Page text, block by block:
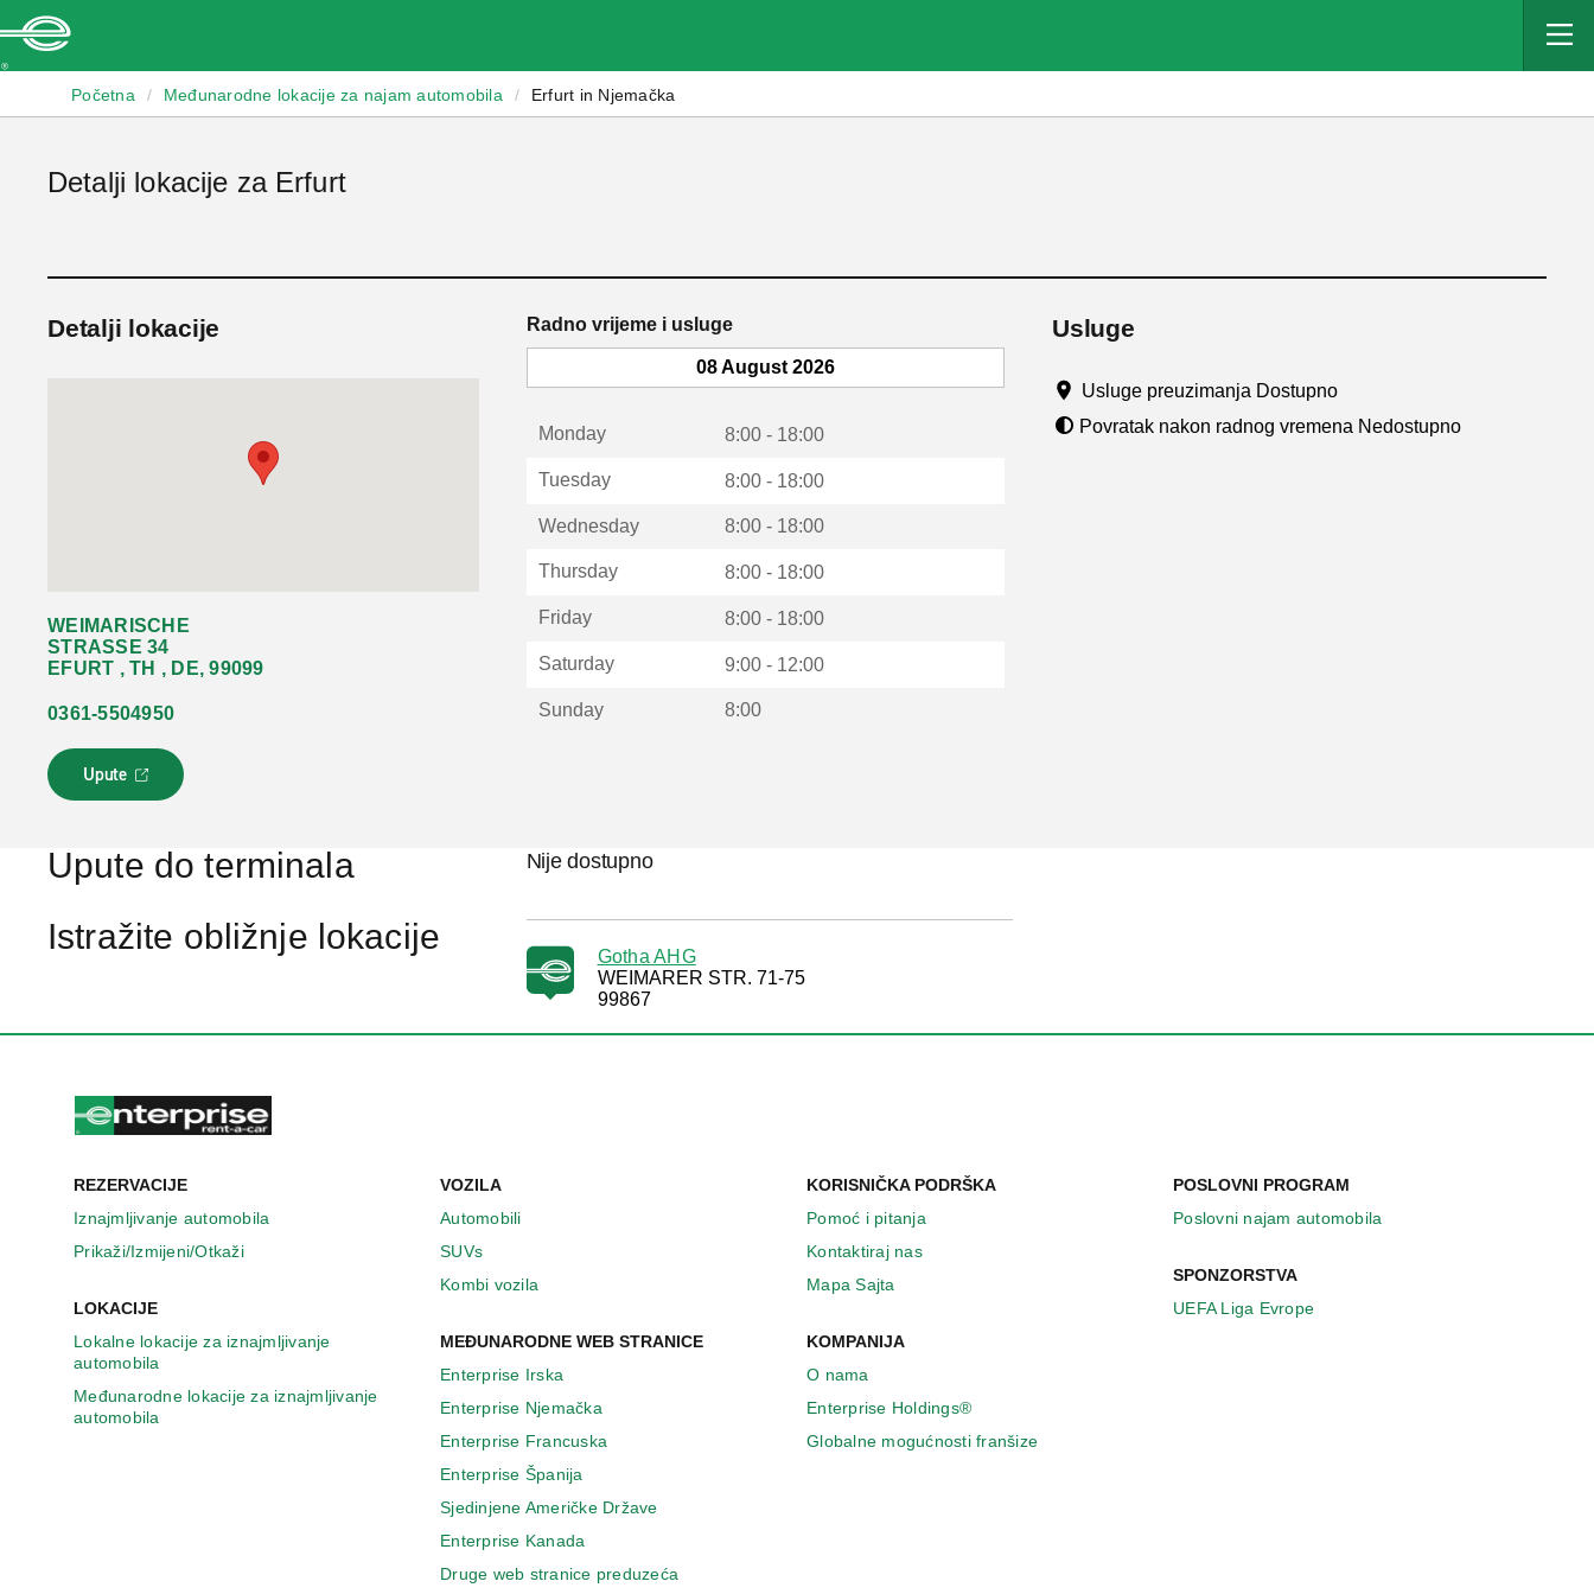
Početna / Međunarodne lokacije za najam automobila / Erfurt in Njemačka
Detalji lokacije za Erfurt
Detalji lokacije
WEIMARISCHE
STRASSE 34
EFURT , TH , DE, 99099
0361-5504950
Upute
L
i
s
o
t
a
o
v
m
r
o
o
u
Radno vrijeme i usluge
08 August 2026
Monday 8:00 - 18:00
Tuesday 8:00 - 18:00
Wednesday 8:00 - 18:00
Thursday 8:00 - 18:00
Friday 8:00 - 18:00
Saturday 9:00 - 12:00
Sunday 8:00
Usluge
Usluge preuzimanja Dostupno
Povratak nakon radnog vremena Nedostupno
Upute do terminala Nije dostupno
Istražite obližnje lokacije
Gotha AHG
WEIMARER STR. 71-75
99867
REZERVACIJE
Iznajmljivanje automobila
Prikaži/Izmijeni/Otkaži
LOKACIJE
Lokalne lokacije za iznajmljivanje
automobila
Međunarodne lokacije za iznajmljivanje
automobila
VOZILA
Automobili
SUVs
Kombi vozila
MEĐUNARODNE WEB STRANICE
Enterprise Irska
Enterprise Njemačka
Enterprise Francuska
Enterprise Španija
Sjedinjene Američke Države
Enterprise Κanada
Druge web stranice preduzeća
KORISNIČKA PODRŠKA
Pomoć i pitanja
Kontaktiraj nas
Mapa Sajta
KOMPANIJA
O nama
Enterprise Holdings®
Globalne mogućnosti franšize
POSLOVNI PROGRAM
Poslovni najam automobila
SPONZORSTVA
UEFA Liga Evrope